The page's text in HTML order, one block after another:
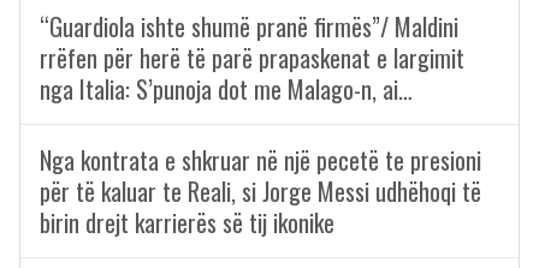
“Guardiola ishte shumë pranë firmës”/ Maldini
rrëfen për herë të parë prapaskenat e largimit
nga Italia: S’punoja dot me Malago-n, ai…
Nga kontrata e shkruar në një pecetë te presioni
për të kaluar te Reali, si Jorge Messi udhëhoqi të
birin drejt karrierës së tij ikonike